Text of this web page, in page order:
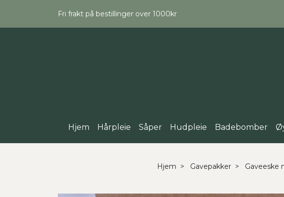
Fri frakt på bestillinger over 1000kr
Hjem Hårpleie Såper Hudpleie Badebomber
Hjem Gavepakker Gaveeske